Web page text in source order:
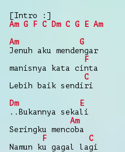
[Intro :]
Am G F C Dm C G E Am
Am
G
Jenuh aku mendengar
F
manisnya kata cinta
C
Lebih baik sendiri
Dm
E
..Bukannya sekali
Am
Seringku mencoba
F
C
Namun ku gagal lagi